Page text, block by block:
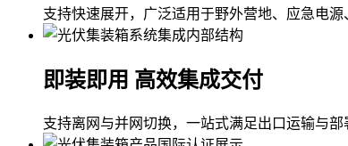
支持快速展开，广泛适用于野外营地、应急电
即装即用 高效集成交付
支持离网与并网切换，一站式满足出口运输与部